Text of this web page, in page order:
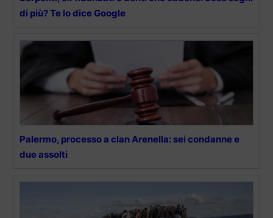
di più? Te lo dice Google
Palermo, processo a clan Arenella: sei condanne e
due assolti